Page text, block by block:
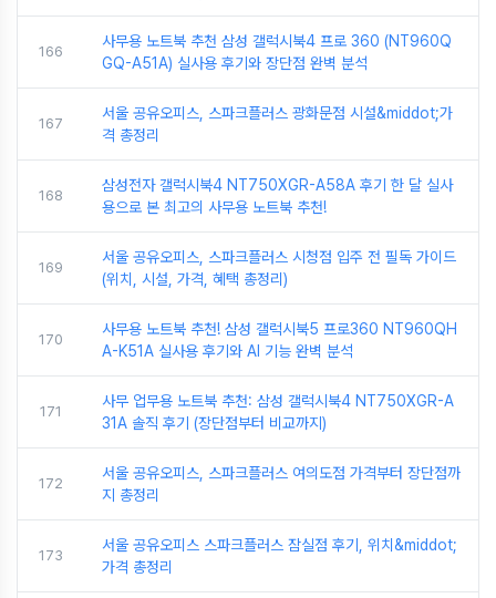
166
사무용 노트북 추천 삼성 갤럭시북4 프로 360 (NT960Q
GQ-A51A) 실사용 후기와 장단점 완벽 분석
167
서울 공유오피스, 스파크플러스 광화문점 시설&middot;가
격 총정리
168
삼성전자 갤럭시북4 NT750XGR-A58A 후기 한 달 실사
용으로 본 최고의 사무용 노트북 추천!
169
서울 공유오피스, 스파크플러스 시청점 입주 전 필독 가이드
(위치, 시설, 가격, 혜택 총정리)
170
사무용 노트북 추천! 삼성 갤럭시북5 프로360 NT960QH
A-K51A 실사용 후기와 AI 기능 완벽 분석
171
사무 업무용 노트북 추천: 삼성 갤럭시북4 NT750XGR-A
31A 솔직 후기 (장단점부터 비교까지)
172
서울 공유오피스, 스파크플러스 여의도점 가격부터 장단점까
지 총정리
173
서울 공유오피스 스파크플러스 잠실점 후기, 위치&middot;
가격 총정리